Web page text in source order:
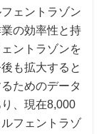
ェントラゾン
の効率性と持
ントラゾンを
も拡大すると
ためのデータ
、現在8,000
フェントラゾ